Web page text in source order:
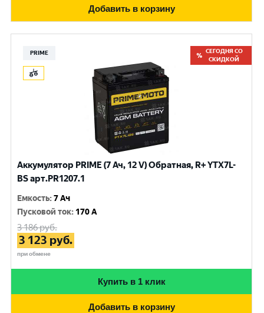
Добавить в корзину
PRIME
СЕГОДНЯ СО
СКИДКОЙ
Аккумулятор PRIME (7 Ач, 12 V) Обратная, R+ YTX7L-
BS арт.PR1207.1
Емкость:7 Ач
Пусковой ток: 170 A
3 186руб.
3 123 руб.
при обмене
Купить в 1 клик
Добавить в корзину